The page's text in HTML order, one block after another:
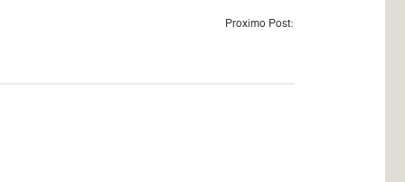
Proximo Post: